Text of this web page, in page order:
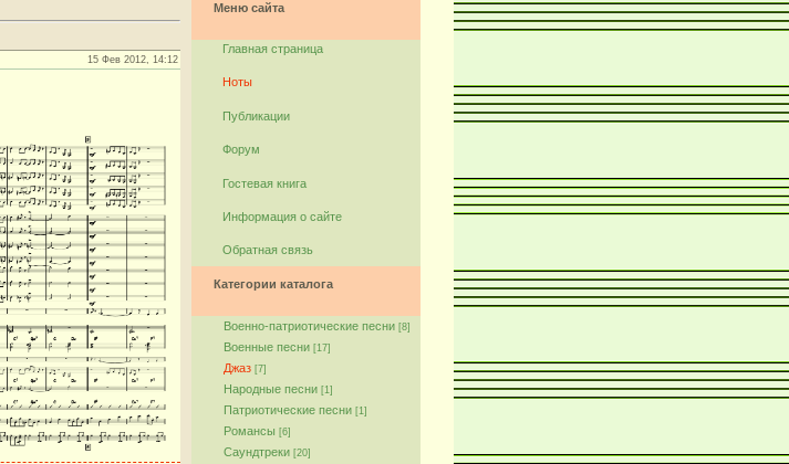
15 Фев 2012, 14:12
Меню сайта
Главная страница
Ноты
Публикации
Форум
Гостевая книга
Информация о сайте
Обратная связь
Категории каталога
Военно-патриотические песни [8]
Военные песни [17]
Джаз [7]
Народные песни [1]
Патриотические песни [1]
Романсы [6]
Саундтреки [20]